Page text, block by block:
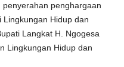
penghargaan
Lingkungan Hidup dan
Langkat H. Ngogesa
Lingkungan Hidup dan